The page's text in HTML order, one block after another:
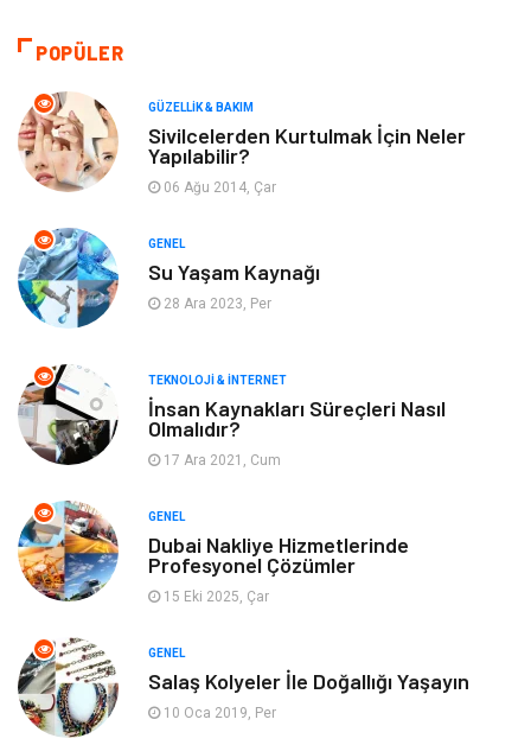
Bilgisayar & Yazılım
Makine
Giyim
Yeme & İçme
Keyif & Hobi Organizasyon
Gayrimenkul Spor
Finans& Ekonomi Anne & Çocuk
Genel Kültür
Ev İşleri
Mobilya
Astroloji
POPÜLER
GÜZELLIK & BAKIM
Sivilcelerden Kurtulmak İçin Neler
Yapılabilir?
06 Ağu 2014, Çar
GENEL
Su Yaşam Kaynağı
28 Ara 2023, Per
TEKNOLOJI & İNTERNET
İnsan Kaynakları Süreçleri Nasıl
Olmalıdır?
17 Ara 2021, Cum
GENEL
Dubai Nakliye Hizmetlerinde
Profesyonel Çözümler
15 Eki 2025, Çar
GENEL
Salaş Kolyeler İle Doğallığı Yaşayın
10 Oca 2019, Per